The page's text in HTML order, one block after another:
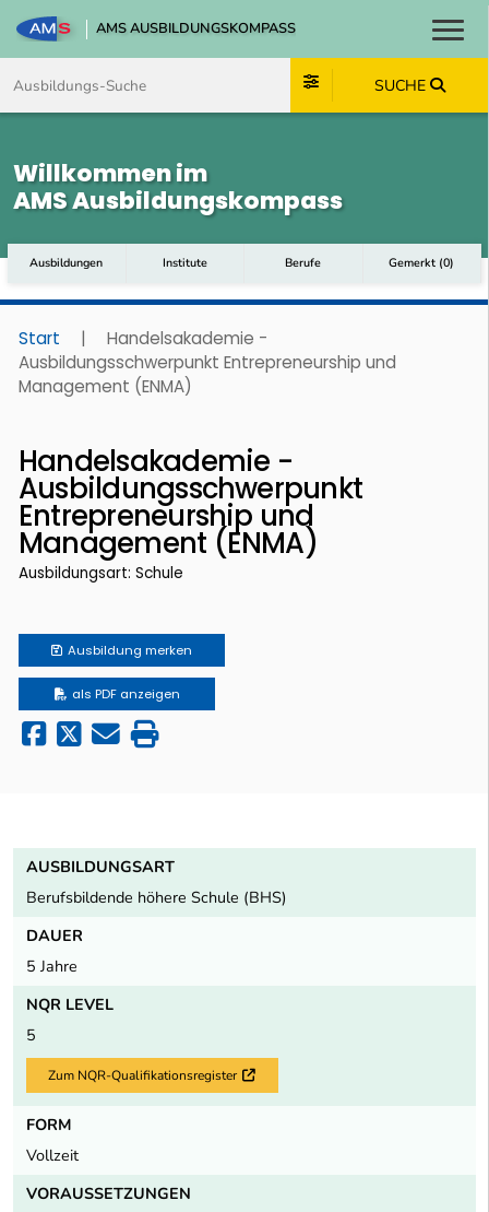
AMS AUSBILDUNGSKOMPASS
SUCHE
Willkommen im
AMS Ausbildungskompass
Ausbildungen Institute Berufe Gemerkt (0)
Start |
Handelsakademie -
Ausbildungsschwerpunkt Entrepreneurship und
Management (ENMA)
Handelsakademie -
Ausbildungsschwerpunkt
Entrepreneurship und
Management (ENMA)
Ausbildungsart: Schule
Ausbildung merken
als PDF anzeigen
AUSBILDUNGSART
Berufsbildende höhere Schule (BHS)
DAUER
5 Jahre
NQR LEVEL
5
Zum NQR-Qualifikationsregister Externer Link
FORM
Vollzeit
VORAUSSETZUNGEN